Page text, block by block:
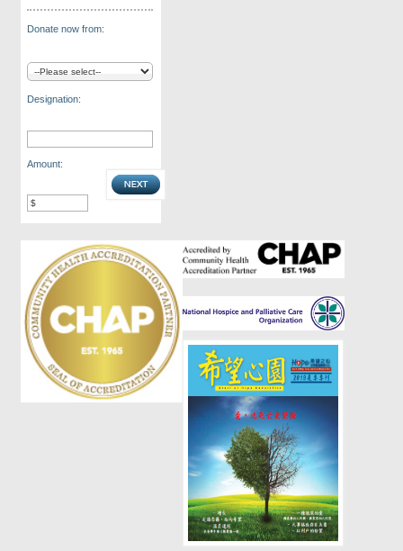
Donate now from:
Designation:
Amount: